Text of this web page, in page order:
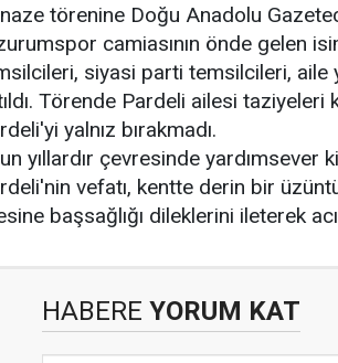
törenine Doğu Anadolu
camiasının önde gelen
siyasi parti temsilcileri, aile
Törende Pardeli ailesi
yalnız bırakmadı.
yıllardır çevresinde yardımsever
vefatı, kentte derin bir
başsağlığı dileklerini ileterek
HABERE YORUM KAT